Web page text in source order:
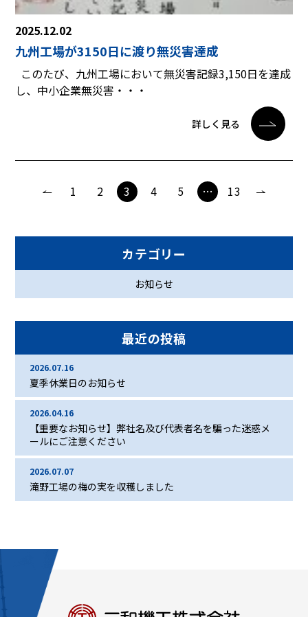
2025.12.02
九州工場が3150日に渡り無災害達成
このたび、九州工場において無災害記録3,150日を達成
し、中小企業無災害・・・
詳しく見る
1 2 3 4 5 … 13
カテゴリー
お知らせ
最近の投稿
2026.07.16
夏季休業日のお知らせ
2026.04.16
【重要なお知らせ】弊社名及び代表者名を騙った迷惑メ
ールにご注意ください
2026.07.07
滝野工場の梅の実を収穫しました